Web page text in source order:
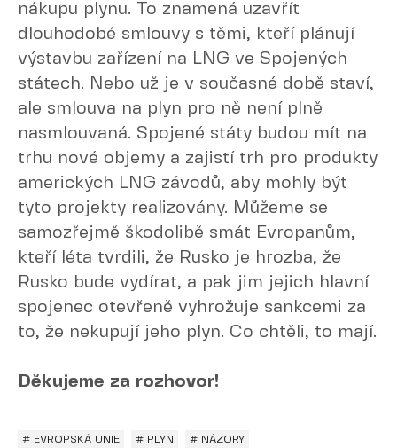
nákupu plynu. To znamená uzavřít
dlouhodobé smlouvy s těmi, kteří plánují
výstavbu zařízení na LNG ve Spojených
státech. Nebo už je v současné době staví,
ale smlouva na plyn pro ně není plně
nasmlouvaná. Spojené státy budou mít na
trhu nové objemy a zajistí trh pro produkty
amerických LNG závodů, aby mohly být
tyto projekty realizovány. Můžeme se
samozřejmě škodolibě smát Evropanům,
kteří léta tvrdili, že Rusko je hrozba, že
Rusko bude vydírat, a pak jim jejich hlavní
spojenec otevřeně vyhrožuje sankcemi za
to, že nekupují jeho plyn. Co chtěli, to mají.
Děkujeme za rozhovor!
# EVROPSKÁ UNIE # PLYN # NÁZORY